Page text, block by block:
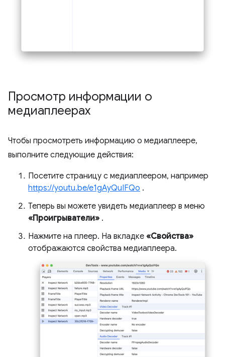
Просмотр информации о
медиаплеерах
Чтобы просмотреть информацию о медиаплеере,
выполните следующие действия:
Посетите страницу с медиаплеером, например
https://youtu.be/e1gAyQuIFQo .
Теперь вы можете увидеть медиаплеер в меню
«Проигрыватели» .
Нажмите на плеер. На вкладке «Свойства»
отображаются свойства медиаплеера.